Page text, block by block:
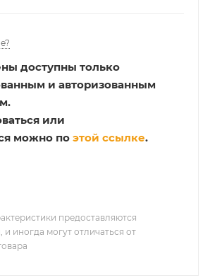
доступны только
и авторизованным
или
можно по этой ссылке.
предоставляются
иногда могут отличаться от